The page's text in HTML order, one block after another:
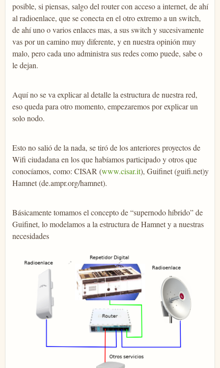
posible, si piensas, salgo del router con acceso a internet, de ahí
al radioenlace, que se conecta en el otro extremo a un switch,
de ahí uno o varios enlaces mas, a sus switch y sucesivamente
vas por un camino muy diferente, y en nuestra opinión muy
malo, pero cada uno administra sus redes como puede, sabe o
le dejan.
Aquí no se va explicar al detalle la estructura de nuestra red,
eso queda para otro momento, empezaremos por explicar un
solo nodo.
Esto no salió de la nada, se tiró de los anteriores proyectos de
Wifi ciudadana en los que habíamos participado y otros que
conocíamos, como: CISAR (www.cisar.it), Guifinet (guifi.net)y
Hamnet (de.ampr.org/hamnet).
Básicamente tomamos el concepto de “supernodo híbrido” de
Guifinet, lo modelamos a la estructura de Hamnet y a nuestras
necesidades